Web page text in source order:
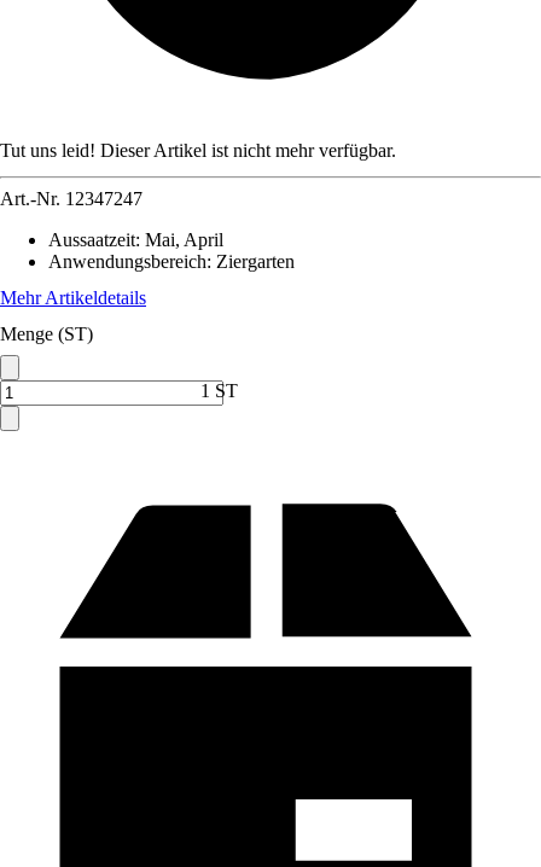
Tut uns leid! Dieser Artikel ist nicht mehr verfügbar.
Art.-Nr. 12347247
Aussaatzeit: Mai, April
Anwendungsbereich: Ziergarten
Mehr Artikeldetails
Menge (ST)
1 ST